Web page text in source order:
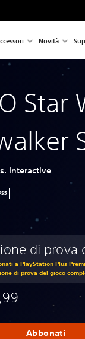
Novità
Star
Interactive
di prova
a PlayStation Plus
di prova del gioco
Abbonati